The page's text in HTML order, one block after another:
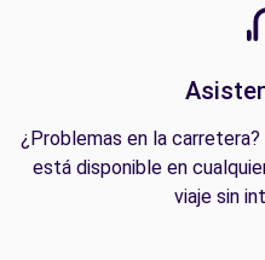
¿Problemas en la
está disponible en
viaje sin